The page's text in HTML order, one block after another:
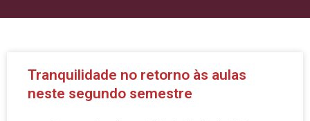
Tranquilidade no retorno às aulas
neste segundo semestre